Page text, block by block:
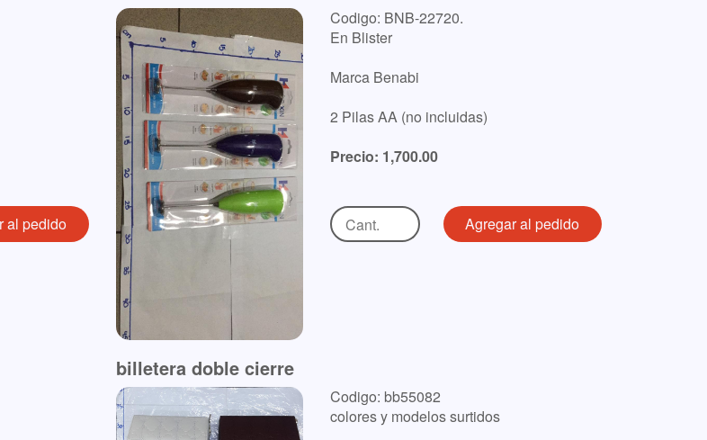
Codigo: BNB-22720.
En Blister
Marca Benabi
2 Pilas AA (no incluidas)
Precio: 1,700.00
billetera doble cierre
Codigo: bb55082
colores y modelos surtidos